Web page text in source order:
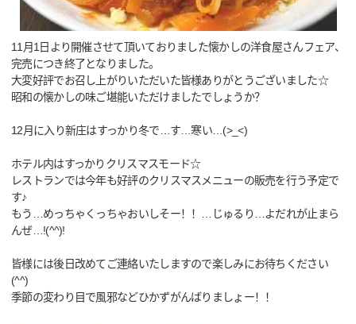
11月1日より開催させて頂いておりました懐かしの洋食屋さんフェア、
完売につき終了となりました。
大変好評でお召し上がりいただいた皆様ありがとうございました☆
昭和の懐かしの味ご堪能いただけましたでしょうか？
12月に入り新庄はすっかり冬で…す…寒い…(>_<)
ホテル内はすっかりクリスマスモード☆
レストランでは今年も好評のクリスマスメニューの販売を行う予定で
す♪
もう…めっちゃくっちゃおいしそー！！…じゅるり…よだれが止まら
んぜ…!(^^)!
皆様には後日改めてご連絡いたしますので楽しみにお待ちください
(^^)
季節の変わり目で風邪などひかずがんばりましょー！！